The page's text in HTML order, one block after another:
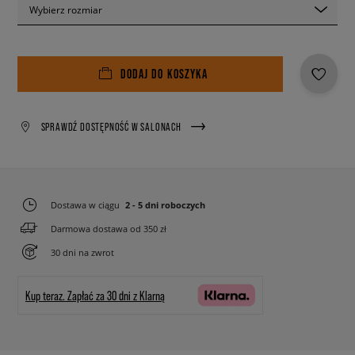
Wybierz rozmiar
DODAJ DO KOSZYKA
SPRAWDŹ DOSTĘPNOŚĆ W SALONACH
Dostawa w ciągu 2 - 5 dni roboczych
Darmowa dostawa od 350 zł
30 dni na zwrot
Kup teraz. Zapłać za 30 dni z Klarną